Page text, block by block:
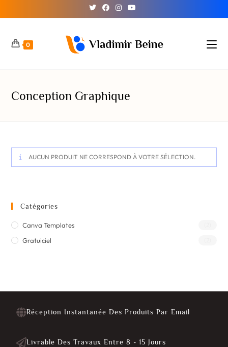
0
Conception Graphique
AUCUN PRODUIT NE CORRESPOND À VOTRE SÉLECTION.
Catégories
Canva Templates
Gratuiciel
Réception Instantanée Des Produits Par Email
Livrable Des Travaux Entre 8 - 15 Jours